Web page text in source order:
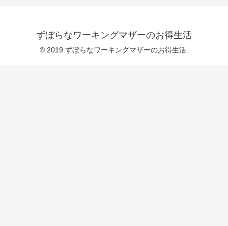
ずぼらなワーキングマザーのお得生活
© 2019 ずぼらなワーキングマザーのお得生活.